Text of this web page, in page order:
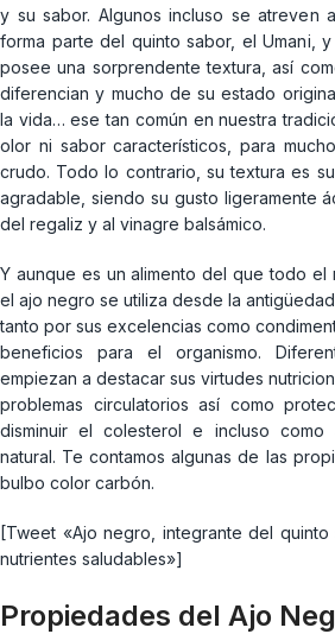
y su sabor. Algunos incluso se atreven
forma parte del quinto sabor, el Umani,
posee una sorprendente textura, así
diferencian y mucho de su estado
la vida… ese tan común en nuestra
olor ni sabor característicos, para
crudo. Todo lo contrario, su textura es
agradable, siendo su gusto ligeramente
del regaliz y al vinagre balsámico.
Y aunque es un alimento del que todo el
el ajo negro se utiliza desde la
tanto por sus excelencias como
beneficios para el organismo.
empiezan a destacar sus virtudes
problemas circulatorios así como
disminuir el colesterol e incluso como
natural. Te contamos algunas de las
bulbo color carbón.
[Tweet «Ajo negro, integrante del
nutrientes saludables»]
Propiedades del Ajo